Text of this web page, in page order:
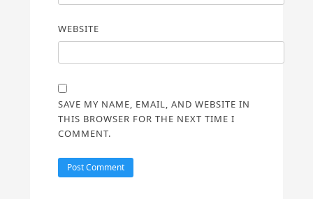
WEBSITE
SAVE MY NAME, EMAIL, AND WEBSITE IN
THIS BROWSER FOR THE NEXT TIME I
COMMENT.